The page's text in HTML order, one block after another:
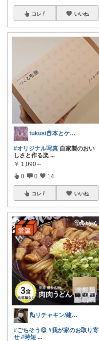
コレ いいね
tukusi📕本とケーキの快適な時間を
#オリジナル写真 自家製のおい
しさと作る楽 ...
￥ 1,090～
0 0 14
コレ いいね
💂リチャキン/建築→建設🏗️派遣転職
#ごちそう😋 #我が家のお取り寄
せ #時短 ...